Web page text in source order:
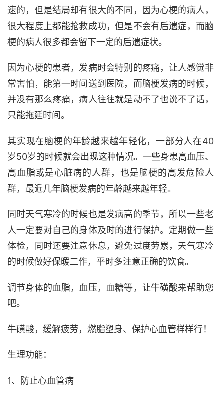
速的，但是结局却有很大的不同，因为心梗的病人，
很大程度上都能抢救成功，但是不会有后遗症，而脑
梗的病人很多都会留下一定的后遗症状。
因为心梗的患者，发病时会特别的疼痛，让人感觉非
常害怕，能第一时间送到医院，而脑梗发病的时候，
并没有那么疼痛，病人往往就是动不了也说不了话，
只能拖延时间。
其实现在脑梗的年龄越来越年轻化，一部分人在40
岁50岁的时候就会出现这种情况。一些身患高血压、
高血脂或是心脏病的人群，也是脑梗的高发危险人
群，最近几年脑梗发病的年龄越来越年轻。
同时天气寒冷的时候也是发病高的季节，所以一些老
人一定要对自己的身体及时的进行保护。定期做一些
体检，同时还要注意休息，避免过度劳累，天气寒冷
的时候做好保暖工作，平时多注意正确的饮食。
调节身体的血脂，血压，血糖等，让牛磺酸来帮助您
吧。
牛磺酸，缓解疲劳，燃脂塑身、保护心血管样样行！
生理功能：
1、防止心血管病